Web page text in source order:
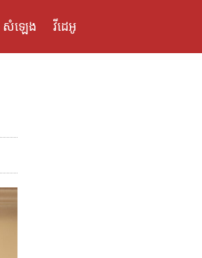
សំឡេង វីដេអូ